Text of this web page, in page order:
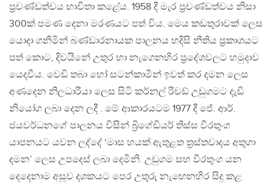
ප්‍රචණ්ඩත්වය භාවිතා කළේය. 1958 දී මැර ප්‍රචණ්ඩත්වය නිසා
300ක් පමණ දෙනා මරණයට පත් විය. මෙය කඩතුරාවක් ලෙස
යොදා ගනිමින් බණ්ඩාරනායක පාලනය හදිසි නීතිය ප්‍රකාශයට
පත් කොට, දිවයිනේ උතුර හා නැගෙනහිර ප්‍රදේශවලට හමුදාව
යෙදවීය. වෙඩි තබා හෝ සටන්කාමීන් ඉවත් කර දමන ලෙස
අණදෙන නිලධාරියා ලෙස සිටි කර්නල් රිචඩ් උඩුගමට දැඩි
නියෝග ලබා දෙන ලදී . මේ ආකාරයටම 1977 දී ජේ. ආර්.
ජයවර්ධනගේ පාලනය විසින් බ්‍රිගේඩියර් තිස්ස වීරතුංග
යාපනයට යවන ලද්දේ ‘මාස හයක් ඇතුළත ත්‍රස්තවාදය අතුගා
දමන’ ලෙස උපදෙස් ලබා දෙමිනි. උඩුගම සහ වීරතුංග යන
දෙදෙනාම අසූව දශකයට පෙර උතුරු නැඟෙනහිර සිදු කළ